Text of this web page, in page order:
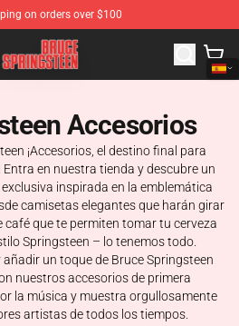
on orders over $100
- Official Bruce Springsteen
Accesorios
¡Accesorios, el destino final para
en nuestra tienda y descubre un
inspirada en la emblemática
camisetas elegantes que harán girar
café que te permiten tomar tu cerveza
Springsteen – lo tenemos todo.
un toque de Bruce Springsteen
nuestros accesorios de primera
la música y muestra orgullosamente
artistas de todos los tiempos.